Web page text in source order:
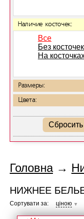
Наличие косточек:
Все
Без косточек
На
Размеры:
Цвета:
Головна→
НИЖНЕЕ БЕЛЬЕ
Сортувати за: ціною ▼